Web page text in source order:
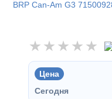
Цена
Сегодня